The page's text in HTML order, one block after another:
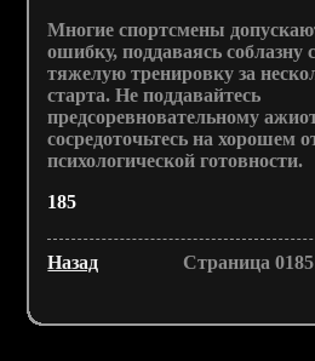
Многие спортсмены
ошибку, поддаваясь соблазну
тяжелую тренировку за
старта. Не поддавайтесь
предсоревновательному
сосредоточьтесь на хорошем
психологической готовности.
185
Назад Страница 0185